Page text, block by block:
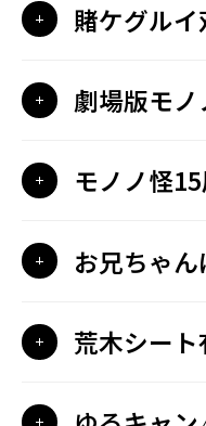
賭ケグルイ
劇場版モ
モノノ怪
お兄ちゃん
荒木シー